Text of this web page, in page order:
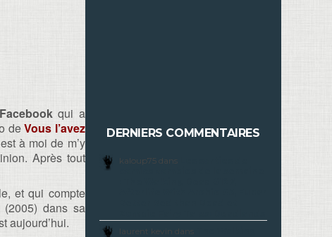
Facebookqui a
deVous l’avez
à moi de m’y
Après tout
et qui compte
(2005) dans sa
aujourd’hui.
DERNIERS COMMENTAIRES
kaloup75 dans
laurent kevin dans